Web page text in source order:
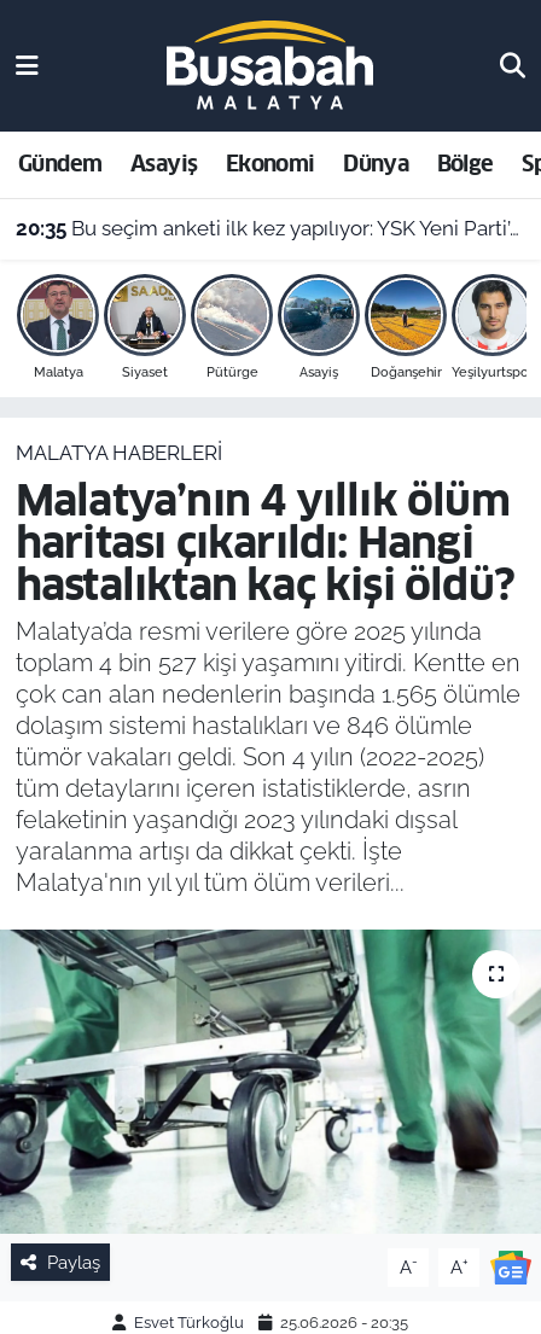
Gündem Asayiş Ekonomi Dünya Bölge
19:58 Malatya Valiliği Pütürge yangınının son durumunu açıkladı
Malatya Siyaset Pütürge Asayiş Doğanşehir Yeşilyurtspor
MALATYA HABERLERI
Malatya’nın 4 yıllık ölüm
haritası çıkarıldı: Hangi
hastalıktan kaç kişi öldü?
Malatya’da resmi verilere göre 2025 yılında
toplam 4 bin 527 kişi yaşamını yitirdi. Kentte en
çok can alan nedenlerin başında 1.565 ölümle
dolaşım sistemi hastalıkları ve 846 ölümle
tümör vakaları geldi. Son 4 yılın (2022-2025)
tüm detaylarını içeren istatistiklerde, asrın
felaketinin yaşandığı 2023 yılındaki dışsal
yaralanma artışı da dikkat çekti. İşte
Malatya'nın yıl yıl tüm ölüm verileri...
Paylaş A- A+
Esvet Türkoğlu 25.06.2026 - 20:35
Asayiş
Ekonomi
Dünya
Bölge
Resmi İlanlar
Malatya Nöbetçi Eczaneler
Malatya Hava Durumu
Malatya Namaz Vakitleri
Malatya Trafik Yoğunluk Haritası
Süper Lig Puan Durumu ve Fikstür
Son Dakika Haberleri
Haber Arşivi